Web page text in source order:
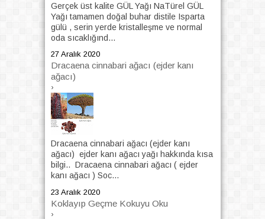
Gerçek üst kalite GÜL Yağı NaTürel GÜL
Yağı tamamen doğal buhar distile Isparta
gülü , serin yerde kristalleşme ve normal
oda sıcaklığınd...
27 Aralık 2020
Dracaena cinnabari ağacı (ejder kanı
ağacı)
›
Dracaena cinnabari ağacı (ejder kanı
ağacı) ejder kanı ağacı yağı hakkında kısa
bilgi.. Dracaena cinnabari ağacı ( ejder
kanı ağacı ) Soc...
23 Aralık 2020
Koklayıp Geçme Kokuyu Oku
›